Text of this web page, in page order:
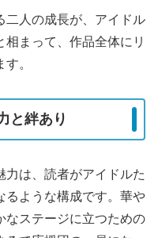
二人の成長が、アイドル
まって、作品全体にリ
。
と絆あり
力は、読者がアイドルた
るような構成です。華や
なステージに立つための